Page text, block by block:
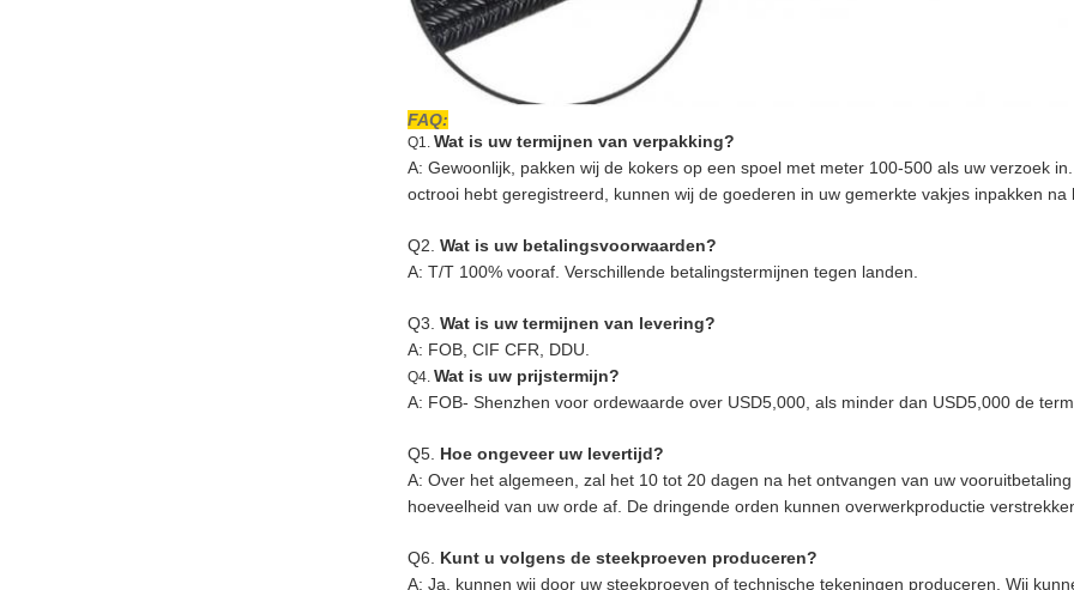
FAQ:
Q1. Wat is uw termijnen van verpakking?
A: Gewoonlijk, pakken wij de kokers op een spoel met meter 100-500 als uw verzoek
octrooi hebt geregistreerd, kunnen wij de goederen in uw gemerkte vakjes inpakken
Q2. Wat is uw betalingsvoorwaarden?
A: T/T 100% vooraf. Verschillende betalingstermijnen tegen landen.
Q3. Wat is uw termijnen van levering?
A: FOB, CIF CFR, DDU.
Q4. Wat is uw prijstermijn?
A: FOB- Shenzhen voor ordewaarde over USD5,000, als minder dan USD5,000 de
Q5. Hoe ongeveer uw levertijd?
A: Over het algemeen, zal het 10 tot 20 dagen na het ontvangen van uw
hoeveelheid van uw orde af. De dringende orden kunnen overwerkproductie
Q6. Kunt u volgens de steekproeven produceren?
A: Ja, kunnen wij door uw steekproeven of technische tekeningen produceren. Wij